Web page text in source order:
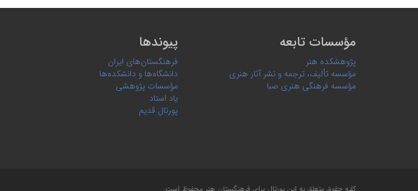
پیوندها
فرهنگستان‌های ایران
دانشگاه‌ها و دانشکده‌ها
مؤسسات پژوهشی
یاد استاد
پورتال قدیم
مؤسسات تابعه
پژوهشکده هنر
مؤسسه تألیف، ترجمه و نشر آثار هنری
مؤسسه فرهنگی هنری صبا